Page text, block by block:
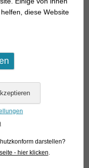
diese Website
darstellen?
- hier klicken